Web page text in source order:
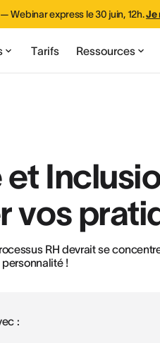
Webinar express le 30 juin, 12h.Je
Tarifs Ressources
vos
RH devrait se
!
: